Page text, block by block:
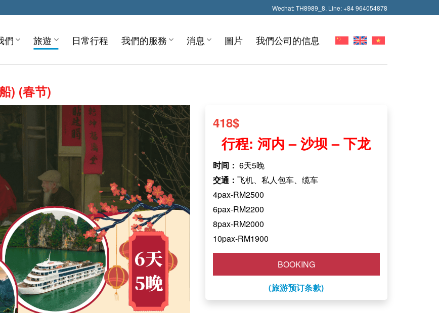
Wechat: TH8989_8. Line: +84 964054878
們 旅遊 日常行程 我們的服務 消息 圖片 我們公司的信息
) (春节)
418$
行程: 河内 – 沙坝 – 下龙
时间： 6天5晚
交通： 飞机、私人包车、缆车
4pax-RM2500
6pax-RM2200
8pax-RM2000
10pax-RM1900
BOOKING
(旅游预订条款)